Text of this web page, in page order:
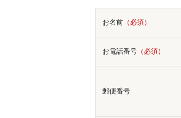
お名前 （必須）
お電話番号 （必須）
郵便番号